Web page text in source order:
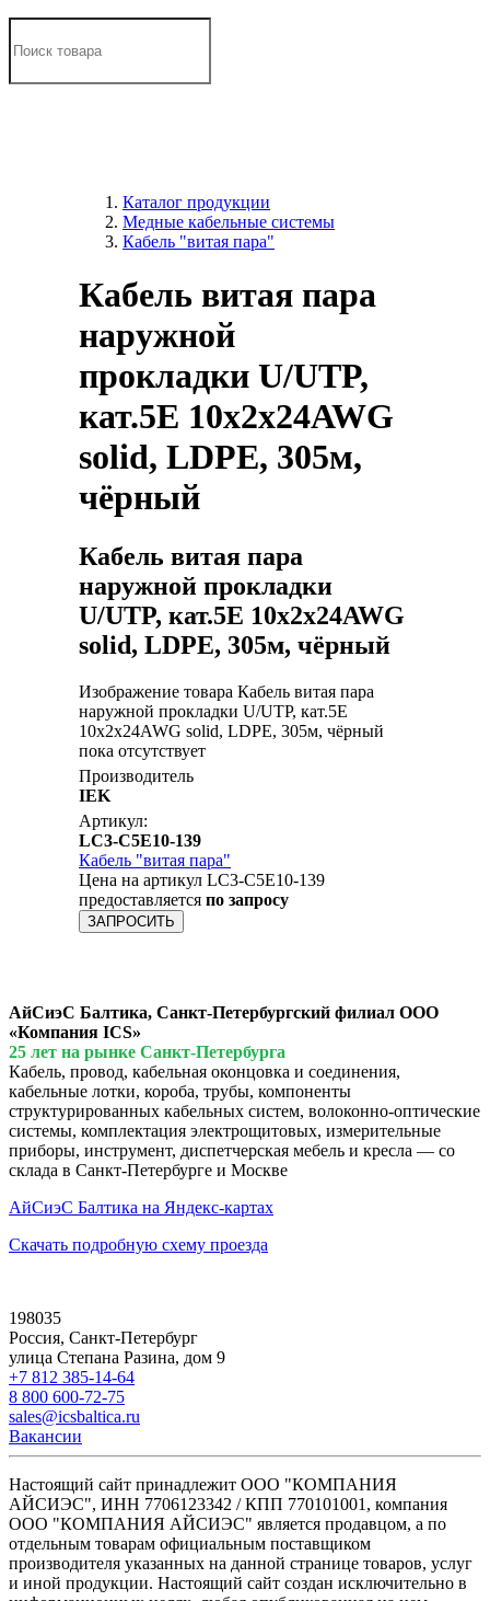
Каталог продукции
Медные кабельные системы
Кабель "витая пара"
Кабель витая пара
наружной
прокладки U/UTP,
кат.5E 10х2х24AWG
solid, LDPE, 305м,
чёрный
Кабель витая пара
наружной прокладки
U/UTP, кат.5E 10х2х24AWG
solid, LDPE, 305м, чёрный
Изображение товара Кабель витая пара
наружной прокладки U/UTP, кат.5E
10х2х24AWG solid, LDPE, 305м, чёрный
пока отсутствует
Производитель
IEK
Артикул:
LC3-C5E10-139
Кабель "витая пара"
Цена на артикул LC3-C5E10-139
предоставляется по запросу
ЗАПРОСИТЬ
АйСиэС Балтика, Санкт-Петербургский филиал ООО
«Компания ICS»
25 лет на рынке Санкт-Петербурга
Кабель, провод, кабельная оконцовка и соединения,
кабельные лотки, короба, трубы, компоненты
структурированных кабельных систем, волоконно-оптические
системы, комплектация электрощитовых, измерительные
приборы, инструмент, диспетчерская мебель и кресла — со
склада в Санкт-Петербурге и Москве
АйСиэС Балтика на Яндекс-картах
Скачать подробную схему проезда
198035
Россия, Санкт-Петербург
улица Степана Разина, дом 9
+7 812 385-14-64
8 800 600-72-75
sales@icsbaltica.ru
Вакансии
Настоящий сайт принадлежит ООО "КОМПАНИЯ
АЙСИЭС", ИНН 7706123342 / КПП 770101001, компания
ООО "КОМПАНИЯ АЙСИЭС" является продавцом, а по
отдельным товарам официальным поставщиком
производителя указанных на данной странице товаров, услуг
и иной продукции. Настоящий сайт создан исключительно в